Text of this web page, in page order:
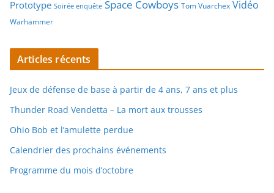
Prototype Soirée enquête Space Cowboys Tom Vuarchex Vidéo
Warhammer
Articles récents
Jeux de défense de base à partir de 4 ans, 7 ans et plus
Thunder Road Vendetta – La mort aux trousses
Ohio Bob et l’amulette perdue
Calendrier des prochains événements
Programme du mois d’octobre